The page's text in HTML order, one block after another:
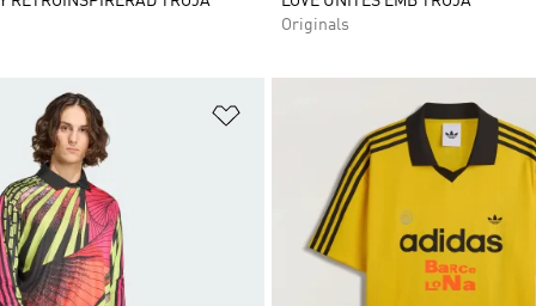
Originals
Lägg till på önskelistan